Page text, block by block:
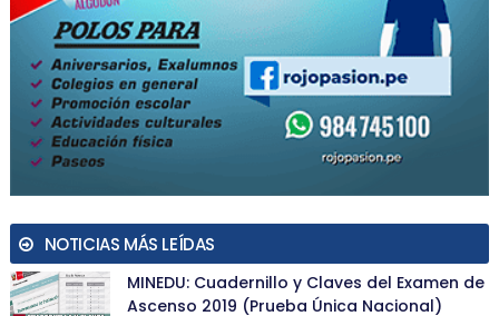
NOTICIAS MÁS LEÍDAS
MINEDU: Cuadernillo y Claves del Examen de
Ascenso 2019 (Prueba Única Nacional)